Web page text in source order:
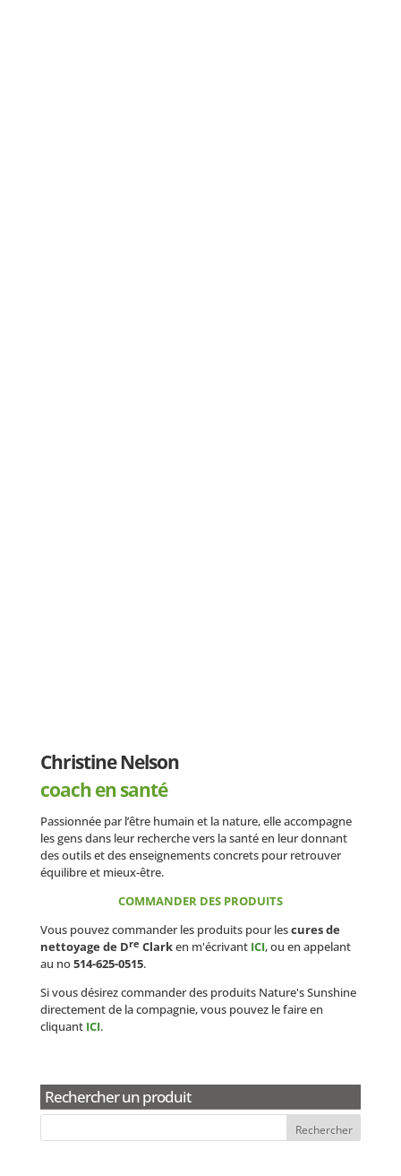
Christine Nelson
coach en santé
Passionnée par l’être humain et la nature, elle accompagne
les gens dans leur recherche vers la santé en leur donnant
des outils et des enseignements concrets pour retrouver
équilibre et mieux-être.
COMMANDER DES PRODUITS
Vous pouvez commander les produits pour lescures de
nettoyage de Dre Clarken m'écrivant ICI, ou en appelant
au no514-625-0515.
Si vous désirez commander des produits Nature's Sunshine
directement de la compagnie, vous pouvez le faire en
cliquant ICI.
Rechercher un produit